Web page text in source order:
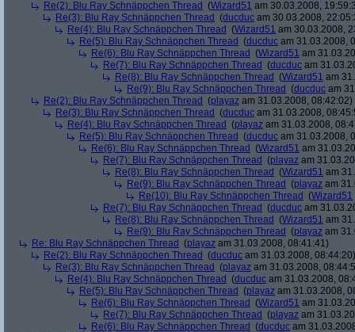
Re(2): Blu Ray Schnäppchen Thread (Wizard51 am 30.03.2008,
Re(3): Blu Ray Schnäppchen Thread (ducduc am 30.03.2008,
Re(4): Blu Ray Schnäppchen Thread (Wizard51 am 30.03.2008,
Re(5): Blu Ray Schnäppchen Thread (ducduc am 31.03.2008,
Re(6): Blu Ray Schnäppchen Thread (Wizard51 am
Re(7): Blu Ray Schnäppchen Thread (ducduc am
Re(8): Blu Ray Schnäppchen Thread (Wizard51 am
Re(9): Blu Ray Schnäppchen Thread (ducduc am
Re(2): Blu Ray Schnäppchen Thread (playaz am 31.03.2008, 08:42:02)
Re(3): Blu Ray Schnäppchen Thread (ducduc am 31.03.2008,
Re(4): Blu Ray Schnäppchen Thread (playaz am 31.03.2008,
Re(5): Blu Ray Schnäppchen Thread (ducduc am 31.03.2008,
Re(6): Blu Ray Schnäppchen Thread (Wizard51 am
Re(7): Blu Ray Schnäppchen Thread (playaz am
Re(8): Blu Ray Schnäppchen Thread (Wizard51 am
Re(9): Blu Ray Schnäppchen Thread (playaz am
Re(10): Blu Ray Schnäppchen Thread (Wizard51
Re(7): Blu Ray Schnäppchen Thread (ducduc am
Re(8): Blu Ray Schnäppchen Thread (Wizard51 am
Re(9): Blu Ray Schnäppchen Thread (playaz am
Re: Blu Ray Schnäppchen Thread (playaz am 31.03.2008, 08:41:41)
Re(2): Blu Ray Schnäppchen Thread (ducduc am 31.03.2008, 08:44:20)
Re(3): Blu Ray Schnäppchen Thread (playaz am 31.03.2008,
Re(4): Blu Ray Schnäppchen Thread (ducduc am 31.03.2008,
Re(5): Blu Ray Schnäppchen Thread (playaz am 31.03.2008,
Re(6): Blu Ray Schnäppchen Thread (Wizard51 am
Re(7): Blu Ray Schnäppchen Thread (playaz am
Re(6): Blu Ray Schnäppchen Thread (ducduc am